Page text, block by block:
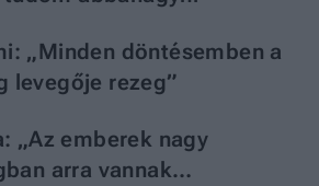
„Minden döntésemben a
levegője rezeg”
„Az emberek nagy
arra vannak